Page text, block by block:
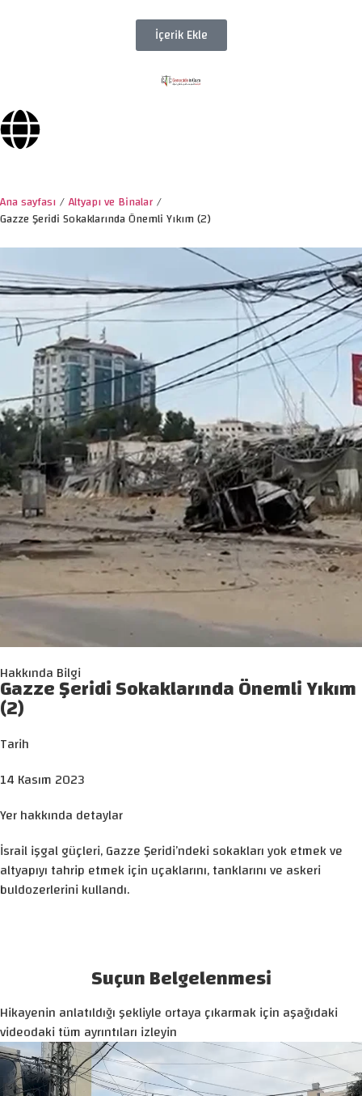
İçerik Ekle
Ana sayfası/Altyapı ve Binalar/
Gazze Şeridi Sokaklarında Önemli Yıkım (2)
Hakkında Bilgi
Gazze Şeridi Sokaklarında Önemli Yıkım
(2)
Tarih
14 Kasım 2023
Yer hakkında detaylar
İsrail işgal güçleri, Gazze Şeridi’ndeki sokakları yok etmek ve
altyapıyı tahrip etmek için uçaklarını, tanklarını ve askeri
buldozerlerini kullandı.
Suçun Belgelenmesi
Hikayenin anlatıldığı şekliyle ortaya çıkarmak için aşağıdaki
videodaki tüm ayrıntıları izleyin